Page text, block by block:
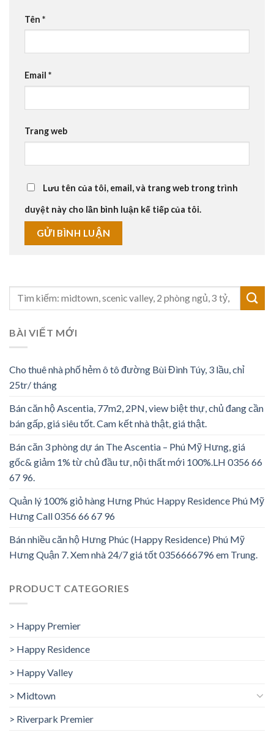
Tên *
Email *
Trang web
Lưu tên của tôi, email, và trang web trong trình
duyệt này cho lần bình luận kế tiếp của tôi.
BÀI VIẾT MỚI
Cho thuê nhà phố hẻm ô tô đường Bùi Đình Túy, 3 lầu, chỉ
25tr/ tháng
Bán căn hộ Ascentia, 77m2, 2PN, view biệt thự, chủ đang cần
bán gấp, giá siêu tốt. Cam kết nhà thật, giá thật.
Bán căn 3 phòng dự án The Ascentia – Phú Mỹ Hưng, giá
gốc& giảm 1% từ chủ đầu tư, nội thất mới 100%.LH 0356 66
67 96.
Quản lý 100% giỏ hàng Hưng Phúc Happy Residence Phú Mỹ
Hưng Call 0356 66 67 96
Bán nhiều căn hộ Hưng Phúc (Happy Residence) Phú Mỹ
Hưng Quận 7. Xem nhà 24/7 giá tốt 0356666796 em Trung.
PRODUCT CATEGORIES
> Happy Premier
> Happy Residence
> Happy Valley
> Midtown
> Riverpark Premier